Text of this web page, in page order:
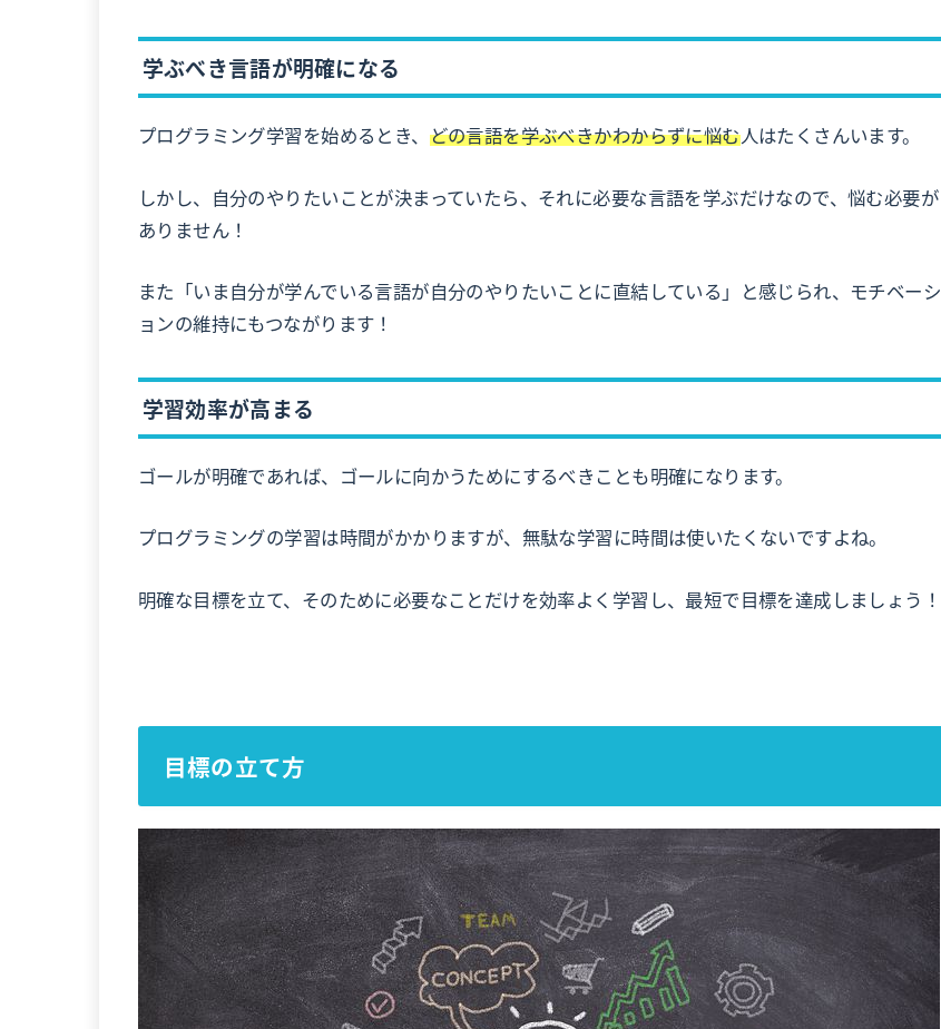
学ぶべき言語が明確になる
プログラミング学習を始めるとき、 どの言語を学ぶべきかわからずに悩む人はたくさんいます。
しかし、自分のやりたいことが決まっていたら、それに必要な言語を学ぶだけなので、悩む必要が
ありません！
また「いま自分が学んでいる言語が自分のやりたいことに直結している」と感じられ、モチベーシ
ョンの維持にもつながります！
学習効率が高まる
ゴールが明確であれば、ゴールに向かうためにするべきことも明確になります。
プログラミングの学習は時間がかかりますが、無駄な学習に時間は使いたくないですよね。
明確な目標を立て、そのために必要なことだけを効率よく学習し、最短で目標を達成しましょう！
目標の立て方